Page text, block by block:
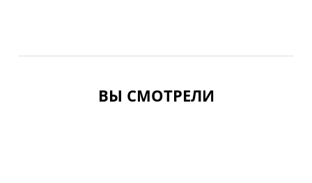
ВЫ СМОТРЕЛИ